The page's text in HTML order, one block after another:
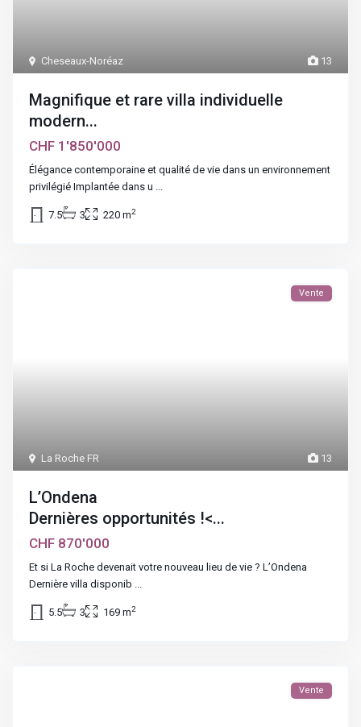
13
Cheseaux-Noréaz
Magnifique et rare villa individuelle
modern...
CHF 1'850'000
Élégance contemporaine et qualité de vie dans un environnement
privilégié Implantée dans u ...
7.5 3 220 m2
13
La Roche FR
Vente
L’Ondena
Dernières opportunités !<...
CHF 870'000
Et si La Roche devenait votre nouveau lieu de vie ? L’Ondena
Dernière villa disponib ...
5.5 3 169 m2
Vente